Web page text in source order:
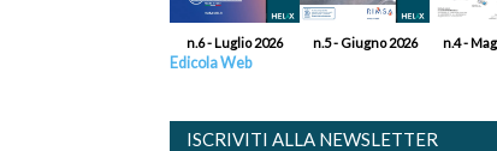
n.6 - Luglio 2026 n.5 - Giugno 2026 n.4 -
Edicola Web
ISCRIVITI ALLA NEWSLETTER